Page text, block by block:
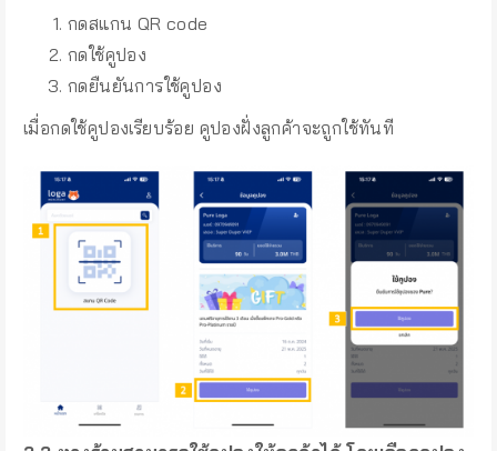
กดสแกน QR code
กดใช้คูปอง
กดยืนยันการใช้คูปอง
เมื่อกดใช้คูปองเรียบร้อย คูปองฝั่งลูกค้าจะถูกใช้ทันที